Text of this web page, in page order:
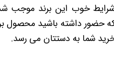
خوب این برند موجب شده
حضور داشته باشید محصول
شما به دستتان می رسد.